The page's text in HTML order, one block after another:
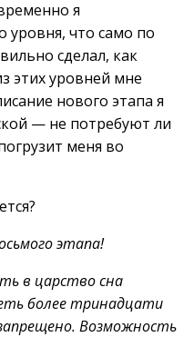
я
уровня, что само по
сделал, как
этих уровней мне
нового этапа я
— не потребуют ли
меня во
этапа!
в царство сна
более тринадцати
Возможность